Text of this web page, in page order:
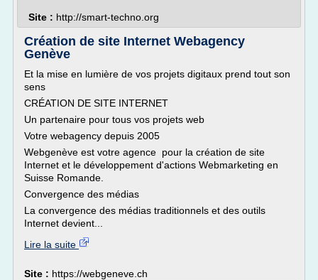
Site : http://smart-techno.org
Création de site Internet Webagency
Genève
Et la mise en lumière de vos projets digitaux prend tout son
sens
CRÉATION DE SITE INTERNET
Un partenaire pour tous vos projets web
Votre webagency depuis 2005
Webgenève est votre agence pour la création de site
Internet et le développement d'actions Webmarketing en
Suisse Romande.
Convergence des médias
La convergence des médias traditionnels et des outils
Internet devient...
Lire la suite
Site : https://webgeneve.ch